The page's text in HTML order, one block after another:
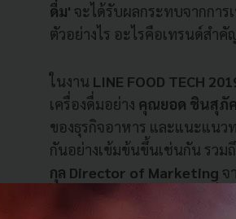
ดื่ม' จะได้รับผลกระทบจากกา
ตัวอย่างไร อะไรคือเทรนด์สำ
ในงาน LINE FOOD TECH
เครื่องดื่มอย่าง คุณยอด ชินสุภัค
ของธุรกิจอาหาร และแนะแนว
กันอย่างเข้มข้นขึ้นเช่นกัน รวม
กุล Director of Marketing จ
แคมเปญ Singha Rewards ที่